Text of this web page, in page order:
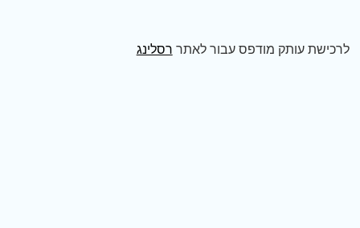
לרכישת עותק מודפס עבור לאתר רסלינג